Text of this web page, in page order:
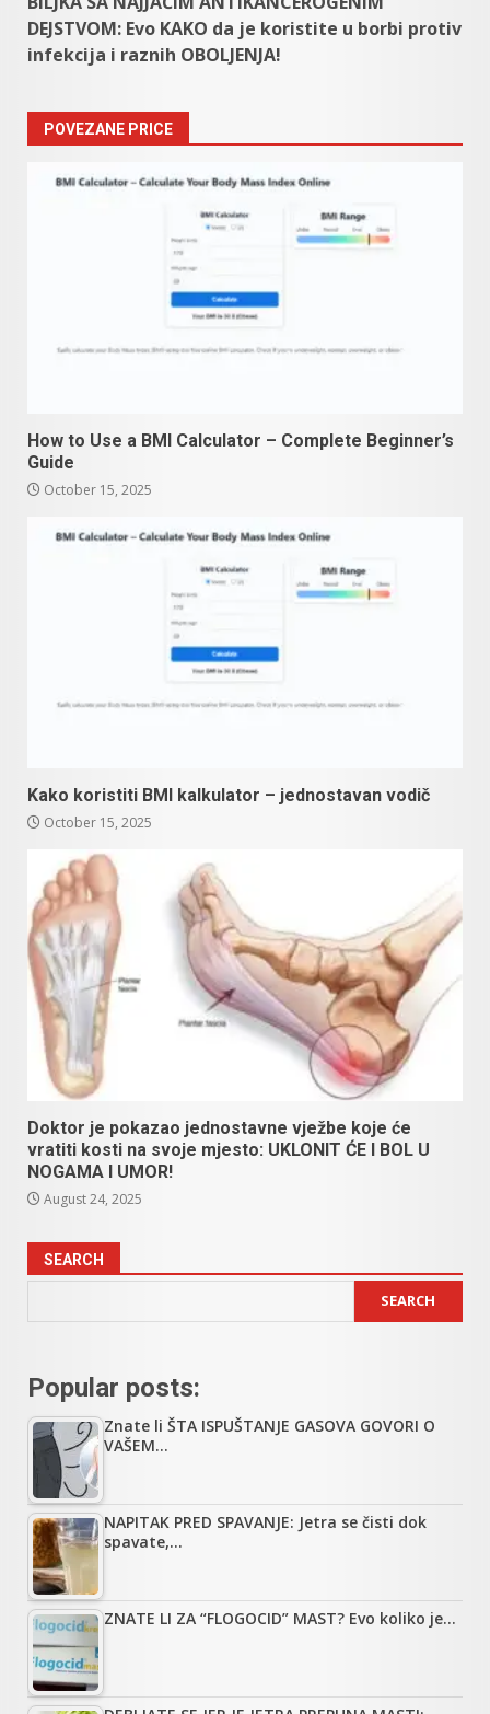
DEJSTVOM: Evo KAKO da je koristite u borbi protiv
infekcija i raznih OBOLJENJA!
POVEZANE PRICE
How to Use a BMI Calculator – Complete Beginner’s
Guide
October 15, 2025
Kako koristiti BMI kalkulator – jednostavan vodič
October 15, 2025
Doktor je pokazao jednostavne vježbe koje će
vratiti kosti na svoje mjesto: UKLONIT ĆE I BOL U
NOGAMA I UMOR!
August 24, 2025
SEARCH
SEARCH
Popular posts:
Znate li ŠTA ISPUŠTANJE GASOVA GOVORI O
VAŠEM…
NAPITAK PRED SPAVANJE: Jetra se čisti dok
spavate,…
ZNATE LI ZA “FLOGOCID” MAST? Evo koliko je…